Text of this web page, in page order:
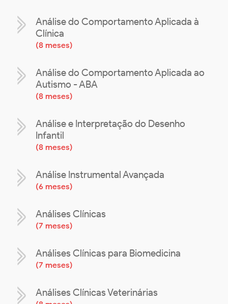
Análise do Comportamento Aplicada à
Clínica
(8 meses)
Análise do Comportamento Aplicada ao
Autismo - ABA
(8 meses)
Análise e Interpretação do Desenho
Infantil
(8 meses)
Análise Instrumental Avançada
(6 meses)
Análises Clínicas
(7 meses)
Análises Clínicas para Biomedicina
(7 meses)
Análises Clínicas Veterinárias